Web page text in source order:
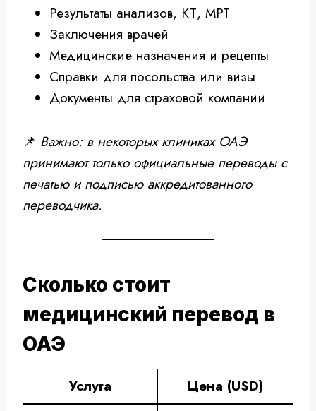
Результаты анализов, КТ, МРТ
Заключения врачей
Медицинские назначения и рецепты
Справки для посольства или визы
Документы для страховой компании
📌 Важно: в некоторых клиниках ОАЭ
принимают только официальные переводы с
печатью и подписью аккредитованного
переводчика.
Сколько стоит
медицинский перевод в
ОАЭ
Услуга
Цена (USD)